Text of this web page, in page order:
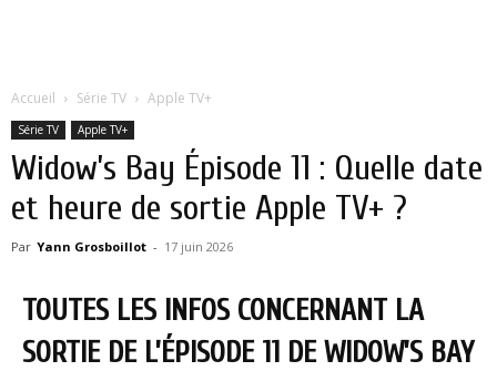
Accueil Série TV Apple TV+
Série TV Apple TV+
Widow’s Bay Épisode 11 : Quelle date
et heure de sortie Apple TV+ ?
Par Yann Grosboillot - 17 juin 2026
TOUTES LES INFOS CONCERNANT LA
SORTIE DE L’ÉPISODE 11 DE WIDOW’S BAY